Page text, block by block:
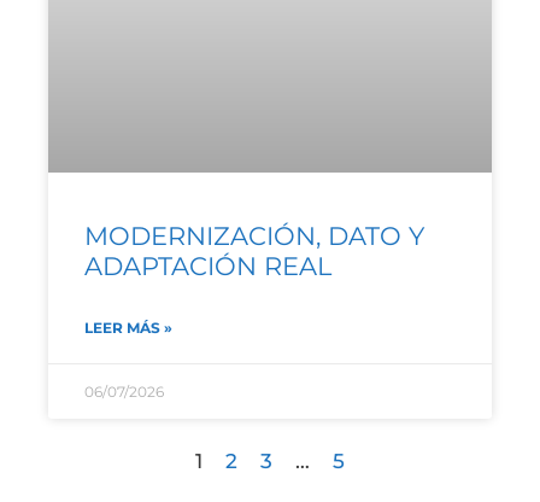
MODERNIZACIÓN, DATO Y
ADAPTACIÓN REAL
LEER MÁS »
06/07/2026
1 2 3 … 5